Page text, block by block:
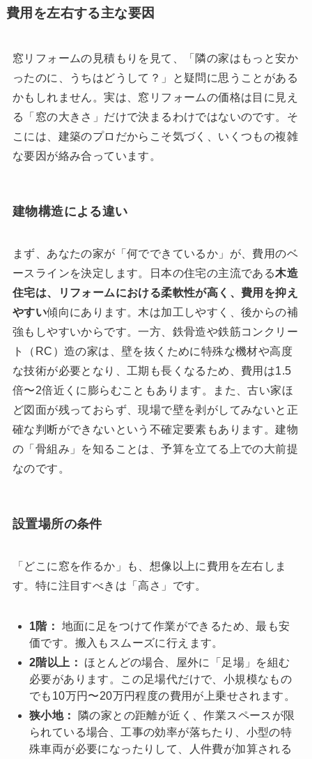
費用を左右する主な要因
窓リフォームの見積もりを見て、「隣の家はもっと安か
ったのに、うちはどうして？」と疑問に思うことがある
かもしれません。実は、窓リフォームの価格は目に見え
る「窓の大きさ」だけで決まるわけではないのです。そ
こには、建築のプロだからこそ気づく、いくつもの複雑
な要因が絡み合っています。
建物構造による違い
まず、あなたの家が「何でできているか」が、費用のベ
ースラインを決定します。日本の住宅の主流である木造
住宅は、リフォームにおける柔軟性が高く、費用を抑え
やすい傾向にあります。木は加工しやすく、後からの補
強もしやすいからです。一方、鉄骨造や鉄筋コンクリー
ト（RC）造の家は、壁を抜くために特殊な機材や高度
な技術が必要となり、工期も長くなるため、費用は1.5
倍〜2倍近くに膨らむこともあります。また、古い家ほ
ど図面が残っておらず、現場で壁を剥がしてみないと正
確な判断ができないという不確定要素もあります。建物
の「骨組み」を知ることは、予算を立てる上での大前提
なのです。
設置場所の条件
「どこに窓を作るか」も、想像以上に費用を左右しま
す。特に注目すべきは「高さ」です。
1階：
地面に足をつけて作業ができるため、最も安
価です。搬入もスムーズに行えます。
2階以上：
ほとんどの場合、屋外に「足場」を組む
必要があります。この足場代だけで、小規模なもの
でも10万円〜20万円程度の費用が上乗せされます。
狭小地：
隣の家との距離が近く、作業スペースが限
られている場合、工事の効率が落ちたり、小型の特
殊車両が必要になったりして、人件費が加算される